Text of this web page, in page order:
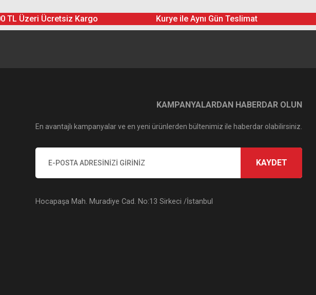
TL Üzeri Ücretsiz Kargo Kurye ile Aynı Gün Teslimat
KAMPANYALARDAN HABERDAR OLUN
En avantajlı kampanyalar ve en yeni ürünlerden bültenimiz ile haberdar olabilirsiniz.
KAYDET
Hocapaşa Mah. Muradiye Cad. No:13 Sirkeci /İstanbul